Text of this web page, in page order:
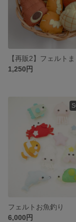
1,250円
フェルトお魚釣り
6,000円